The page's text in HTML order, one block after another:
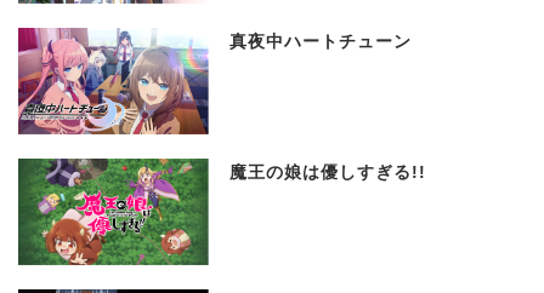
真夜中ハートチューン
魔王の娘は優しすぎる!!